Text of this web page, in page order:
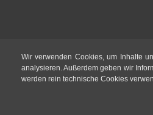
Wir verwenden Cookies, um Inhalte
analysieren. Außerdem geben wir
werden rein technische Cookies